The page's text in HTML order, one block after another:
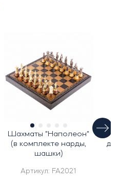
Шахматы "Наполеон"
(в комплекте нарды,
шашки)
Артикул: FA2021